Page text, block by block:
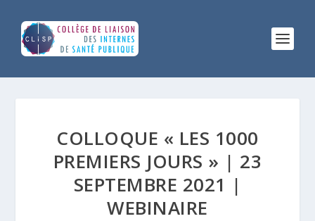
COLLOQUE « LES 1000
PREMIERS JOURS » | 23
SEPTEMBRE 2021 |
WEBINAIRE